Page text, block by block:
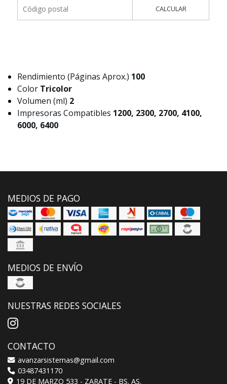
CALCULAR
Rendimiento (Páginas Aprox.) 100
Color Tricolor
Volumen (ml) 2
Impresoras Compatibles 1200, 2300, 2700, 4100,
6000, 6400
MEDIOS DE PAGO
MEDIOS DE ENVÍO
NUESTRAS REDES SOCIALES
CONTACTO
avanzarsistemas@gmail.com
03487431170
19 DE MARZO 533 - ZARATE - BS. AS.